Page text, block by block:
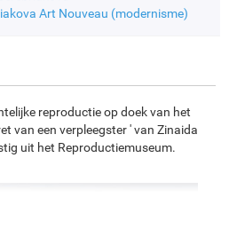
Art Nouveau (modernisme)
reproductie op doek van het
van een verpleegster ' van Zinaida
uit het Reproductiemuseum.